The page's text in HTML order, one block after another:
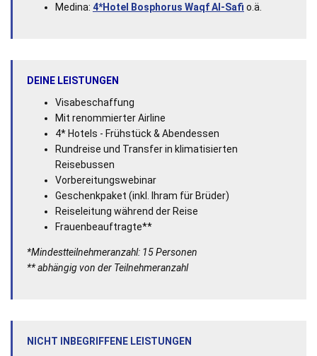
Medina: 4*Hotel Bosphorus Waqf Al-Safi o.ä.
DEINE LEISTUNGEN
Visabeschaffung
Mit renommierter Airline
4* Hotels - Frühstück & Abendessen
Rundreise und Transfer in klimatisierten
Reisebussen
Vorbereitungswebinar
Geschenkpaket (inkl. Ihram für Brüder)
Reiseleitung während der Reise
Frauenbeauftragte**
*Mindestteilnehmeranzahl: 15 Personen
** abhängig von der Teilnehmeranzahl
NICHT INBEGRIFFENE LEISTUNGEN